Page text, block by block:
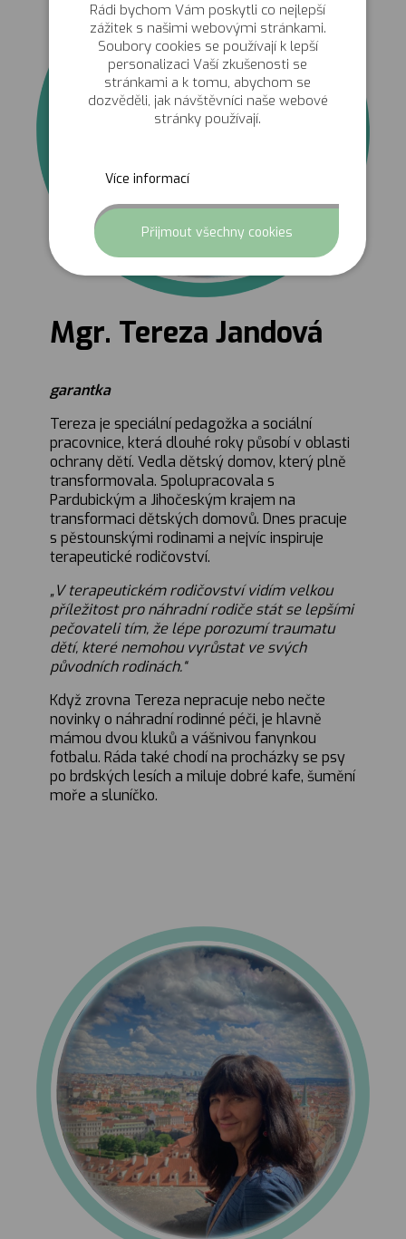
Rádi bychom Vám poskytli co nejlepší
zážitek s našimi webovými stránkami.
Soubory cookies se používají k lepší
personalizaci Vaší zkušenosti se
stránkami a k tomu, abychom se
dozvěděli, jak návštěvníci naše webové
stránky používají.
Více informací
Odmítnut
Přijmout všechny cookies
Mgr. Tereza Jandová
garantka
Tereza je speciální pedagožka a sociální
pracovnice, která dlouhé roky působí v oblasti
ochrany dětí. Vedla dětský domov, který plně
transformovala. Spolupracovala s
Pardubickým a Jihočeským krajem na
transformaci dětských domovů. Dnes pracuje
s pěstounskými rodinami a nejvíc inspiruje
terapeutické rodičovství.
„V terapeutickém rodičovství vidím velkou
příležitost pro náhradní rodiče stát se lepšími
pečovateli tím, že lépe porozumí traumatu
dětí, které nemohou vyrůstat ve svých
původních rodinách.“
Když zrovna Tereza nepracuje nebo nečte
novinky o náhradní rodinné péči, je hlavně
mámou dvou kluků a vášnivou fanynkou
fotbalu. Ráda také chodí na procházky se psy
po brdských lesích a miluje dobré kafe, šumění
moře a sluníčko.